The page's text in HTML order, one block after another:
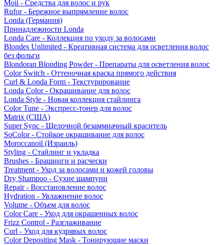
Moii - Средства для волос и рук
Rufor - Бережное выпрямление волос
Londa (Германия)
Принадлежности Londa
Londa Care - Коллекция по уходу за волосами
Blondes Unlimited - Креативная система для осветления волос
без фольги
Blondoran Blonding Powder - Препараты для осветления волос
Color Switch - Оттеночная краска прямого действия
Curl & Londa Form - Текстурирование
Londa Color - Окрашивание для волос
Londa Style - Новая коллекция стайлинга
Color Tune - Экспресс-тонер для волос
Matrix (США)
Super Sync - Щелочной безаммиачный краситель
SoColor - Стойкое окрашивание для волос
Moroccanoil (Израиль)
Styling - Стайлинг и укладка
Brushes - Брашинги и расчески
Treatment - Уход за волосами и кожей головы
Dry Shampoo - Сухие шампуни
Repair - Восстановление волос
Hydration - Увлажнение волос
Volume - Объем для волос
Color Care - Уход для окрашенных волос
Frizz Control - Разглаживание
Curl - Уход для кудрявых волос
Color Depositing Mask - Тонирующие маски